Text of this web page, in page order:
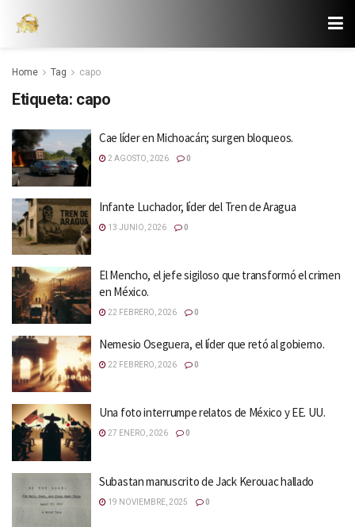
Home Tag capo
Etiqueta: capo
Cae líder en Michoacán; surgen bloqueos.
2 AGOSTO, 2026 0
Infante Luchador, líder del Tren de Aragua
13 JUNIO, 2026 0
El Mencho, el jefe sigiloso que transformó el crimen
en México.
22 FEBRERO, 2026 0
Nemesio Oseguera, el líder que retó al gobierno.
22 FEBRERO, 2026 0
Una foto interrumpe relatos de México y EE. UU.
27 ENERO, 2026 0
Subastan manuscrito de Jack Kerouac hallado
19 NOVIEMBRE, 2025 0